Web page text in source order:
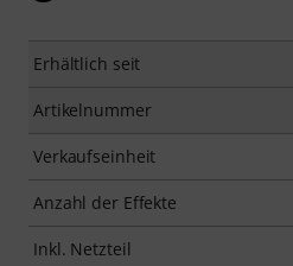
Erhältlich seit
Artikelnummer
Verkaufseinheit
Anzahl der Effekte
Inkl. Netzteil